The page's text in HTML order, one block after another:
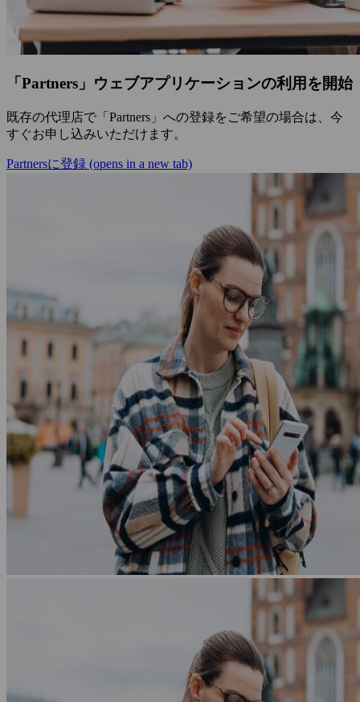
「Partners」ウェブアプリケーションの利用を開始
既存の代理店で「Partners」への登録をご希望の場合は、今
すぐお申し込みいただけます。
Partnersに登録 (opens in a new tab)